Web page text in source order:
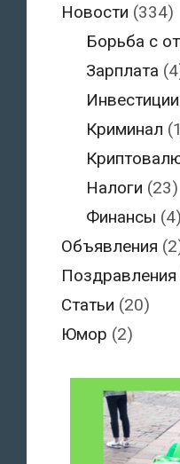
Новости (334)
Борьба с
Зарплата
Инвестиции
Криминал
Налоги (23)
Финансы (4)
Объявления
Поздравления
Статьи (20)
Юмор (2)